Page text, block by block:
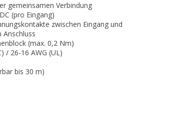
gemeinsamen Verbindung
(pro Eingang)
zwischen Eingang und
Anschluss
(max. 0,2 Nm)
/ 26-16 AWG (UL)
bis 30 m)